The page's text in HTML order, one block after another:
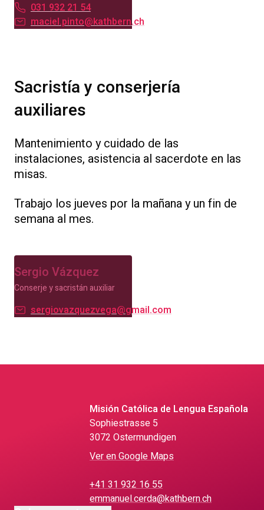
031 932 21 54
maciel.pinto@kathbern.ch
Sacristía y conserjería
auxiliares
Mantenimiento y cuidado de las
instalaciones, asistencia al sacerdote en las
misas.
Trabajo los jueves por la mañana y un fin de
semana al mes.
Sergio Vázquez
Conserje y sacristán auxiliar
sergiovazquezvega@gmail.com
Misión Católica de Lengua Española
Sophiestrasse 5
3072 Ostermundigen
Ver en Google Maps
+41 31 932 16 55
emmanuel.cerda@kathbern.ch